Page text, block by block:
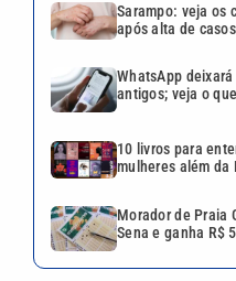
Sarampo: veja os
após alta de
WhatsApp
antigos; veja o
10 livros para
mulheres além da
Morador de Praia
Sena e ganha R$